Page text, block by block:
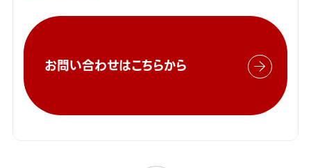
お問い合わせはこちらから